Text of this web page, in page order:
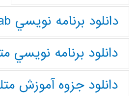
دانلود برنامه نويسي Matlab
دانلود برنامه نويسي
دانلود جزوه آموزش